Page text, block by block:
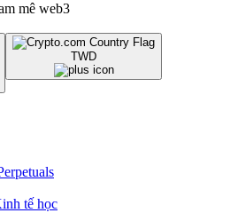
mê web3
TWD
tế học